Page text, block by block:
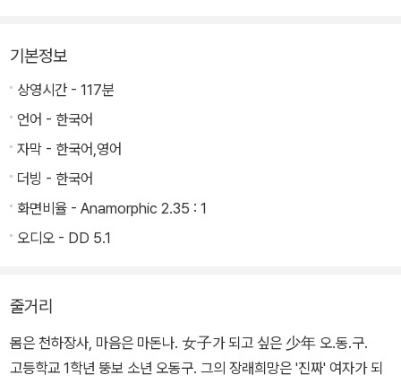
기본정보
상영시간 - 117분
언어 - 한국어
자막 - 한국어,영어
더빙 - 한국어
화면비율 - Anamorphic 2.35 : 1
오디오 - DD 5.1
줄거리
몸은 천하장사, 마음은 마돈나. 女子가 되고 싶은 少年 오.동.구.
고등학교 1학년 뚱보 소년 오동구. 그의 장래희망은 '진짜' 여자가 되